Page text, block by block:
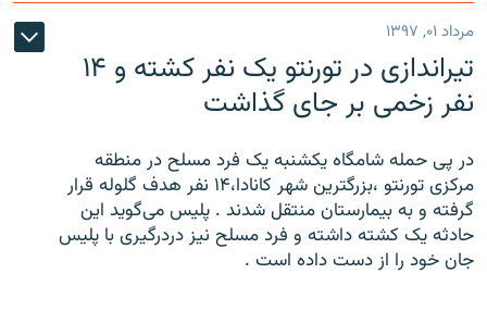
مرداد ۰۱, ۱۳۹۷
تیراندازی در تورنتو یک نفر کشته و ۱۴
نفر زخمی بر جای گذاشت
در پی حمله شامگاه یکشنبه یک فرد مسلح در منطقه
مرکزی تورنتو ،‌بزرگترین شهر کانادا،۱۴ نفر هدف گلوله قرار
گرفته و به بیمارستان منتقل شدند . پلیس می‌گوید این
حادثه یک کشته داشته و فرد مسلح نیز دردرگیری با پلیس
جان خود را از دست داده است .